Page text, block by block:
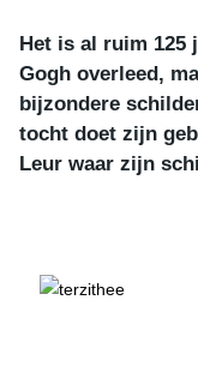
Het is al ruim 125
Gogh overleed,
bijzondere
tocht doet zijn
Leur waar zijn